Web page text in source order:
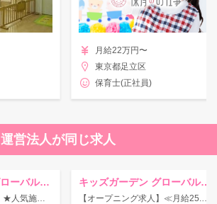
月給22万円〜
東京都足立区
保育士(正社員)
運営法人が同じ求人
キッズガーデン グローバルスクール錦糸町
【オープニング求人】★人気施設＆レア求人★≪高給与◎月給23.7万円～≫駅チカ♪
キッズガーデン グローバルスクール錦糸町
【オープニング求人】≪月給25.5万円～≫★人気施設★バイリンガル・英語講師♪